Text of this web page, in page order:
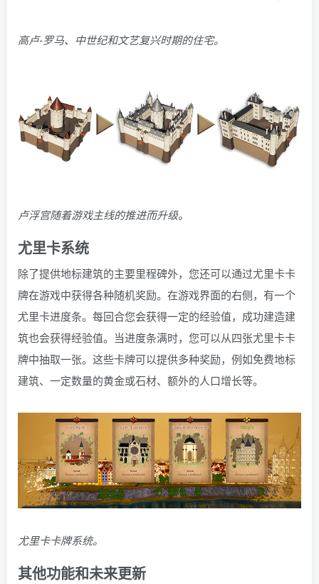
高卢-罗马、中世纪和文艺复兴时期的住宅。
卢浮宫随着游戏主线的推进而升级。
尤里卡系统
除了提供地标建筑的主要里程碑外，您还可以通过尤里卡卡
牌在游戏中获得各种随机奖励。在游戏界面的右侧，有一个
尤里卡进度条。每回合您会获得一定的经验值，成功建造建
筑也会获得经验值。当进度条满时，您可以从四张尤里卡卡
牌中抽取一张。这些卡牌可以提供多种奖励，例如免费地标
建筑、一定数量的黄金或石材、额外的人口增长等。
尤里卡卡牌系统。
其他功能和未来更新